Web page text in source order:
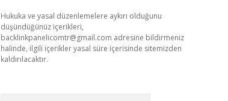
Hukuka ve yasal düzenlemelere aykırı olduğunu
düşündüğünüz içerikleri,
backlinkpanelicomtr@gmail.com adresine bildirmeniz
halinde, ilgili içerikler yasal süre içerisinde sitemizden
kaldırılacaktır.